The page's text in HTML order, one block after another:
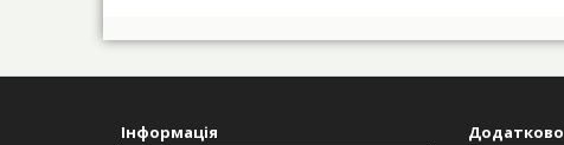
Інформація Додатково